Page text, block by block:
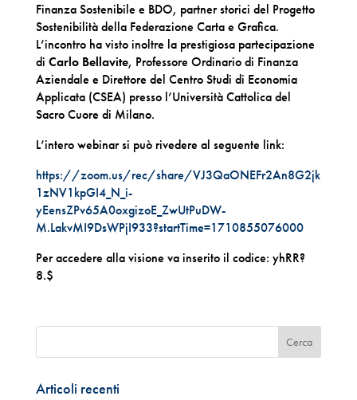
Finanza Sostenibile e BDO, partner storici del Progetto
Sostenibilità della Federazione Carta e Grafica.
L’incontro ha visto inoltre la prestigiosa partecipazione
di Carlo Bellavite, Professore Ordinario di Finanza
Aziendale e Direttore del Centro Studi di Economia
Applicata (CSEA) presso l’Università Cattolica del
Sacro Cuore di Milano.
L’intero webinar si può rivedere al seguente link:
https://zoom.us/rec/share/VJ3QaONEFr2An8G2jk
1zNV1kpGI4_N_i-
yEensZPv65A0oxgizoE_ZwUtPuDW-
M.LakvMI9DsWPjI933?startTime=1710855076000
Per accedere alla visione va inserito il codice: yhRR?
8.$
Articoli recenti